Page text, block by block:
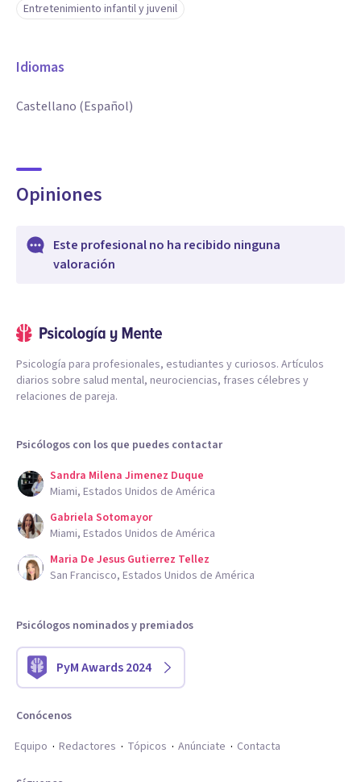
Entretenimiento infantil y juvenil
Idiomas
Castellano (Español)
Opiniones
Este profesional no ha recibido ninguna
valoración
Psicología para profesionales, estudiantes y curiosos. Artículos
diarios sobre salud mental, neurociencias, frases célebres y
relaciones de pareja.
Psicólogos con los que puedes contactar
Sandra Milena Jimenez Duque
Miami, Estados Unidos de América
Gabriela Sotomayor
Miami, Estados Unidos de América
Maria De Jesus Gutierrez Tellez
San Francisco, Estados Unidos de América
Psicólogos nominados y premiados
PyM Awards 2024
Conócenos
Equipo
Redactores Tópicos Anúnciate Contacta